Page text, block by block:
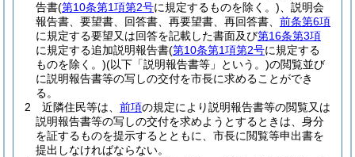
告書(第10条第1項第2号に規定するものを除く。) 、説明会
報告書、要望書、回答書、再要望書、再回答書、 前条第6項
に規定する要望又は回答を記載した書面及び第16条第3項
に規定する追加説明報告書(第10条第1項第2号に規定する
ものを除く。)(以下「説明報告書等」という。)の閲覧並び
に説明報告書等の写しの交付を市長に求めることができ
る。
2
近隣住民等は、 前項の規定により説明報告書等の閲覧又は
説明報告書等の写しの交付を求めようとするときは、身分
を証するものを提示するとともに、市長に閲覧等申出書を
提出しなければならない。